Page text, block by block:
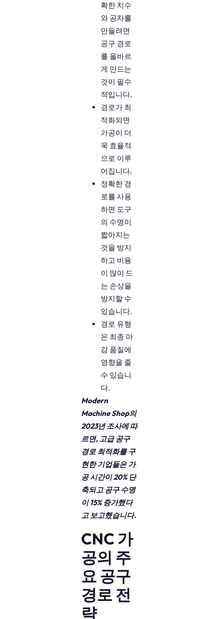
확한 치수
와 공차를
만들려면
공구 경로
를 올바르
게 만드는
것이 필수
적입니다.
경로가 최
적화되면
가공이 더
욱 효율적
으로 이루
어집니다.
정확한 경
로를 사용
하면 도구
의 수명이
짧아지는
것을 방지
하고 비용
이 많이 드
는 손상을
방지할 수
있습니다.
경로 유형
은 최종 마
감 품질에
영향을 줄
수 있습니
다.
Modern
Machine Shop의
2023년 조사에 따
르면, 고급 공구
경로 최적화를 구
현한 기업들은 가
공 시간이 20% 단
축되고 공구 수명
이 15% 증가했다
고 보고했습니다.
CNC 가
공의 주
요 공구
경로 전
략